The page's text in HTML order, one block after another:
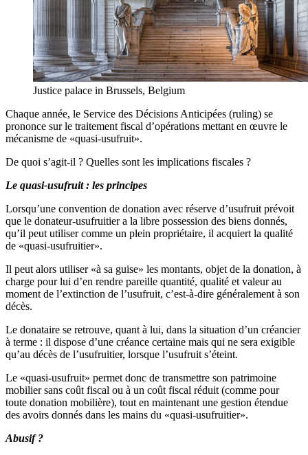
Justice palace in Brussels, Belgium
Chaque année, le Service des Décisions Anticipées (ruling) se
prononce sur le traitement fiscal d’opérations mettant en œuvre le
mécanisme de «quasi-usufruit».
De quoi s’agit-il ? Quelles sont les implications fiscales ?
Le quasi-usufruit : les principes
Lorsqu’une convention de donation avec réserve d’usufruit prévoit
que le donateur-usufruitier a la libre possession des biens donnés,
qu’il peut utiliser comme un plein propriétaire, il acquiert la qualité
de «quasi-usufruitier».
Il peut alors utiliser «à sa guise» les montants, objet de la donation, à
charge pour lui d’en rendre pareille quantité, qualité et valeur au
moment de l’extinction de l’usufruit, c’est-à-dire généralement à son
décès.
Le donataire se retrouve, quant à lui, dans la situation d’un créancier
à terme : il dispose d’une créance certaine mais qui ne sera exigible
qu’au décès de l’usufruitier, lorsque l’usufruit s’éteint.
Le «quasi-usufruit» permet donc de transmettre son patrimoine
mobilier sans coût fiscal ou à un coût fiscal réduit (comme pour
toute donation mobilière), tout en maintenant une gestion étendue
des avoirs donnés dans les mains du «quasi-usufruitier».
Abusif ?